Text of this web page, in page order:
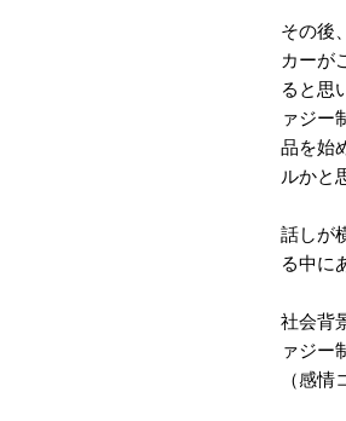
その後
カーが
ると思
ァジー
品を始
ルかと
話しが
る中に
社会背
ァジー
（感